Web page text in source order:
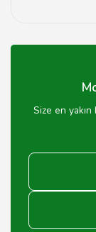
giysileri tamir
Size en